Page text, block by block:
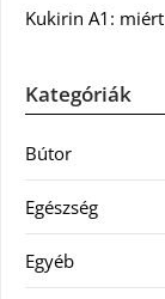
Kukirin A1:
Kategóriák
Bútor
Egészség
Egyéb